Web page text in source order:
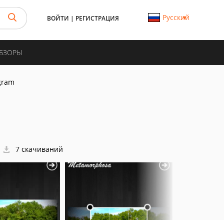
ВОЙТИ | РЕГИСТРАЦИЯ Русский
7 скачиваний